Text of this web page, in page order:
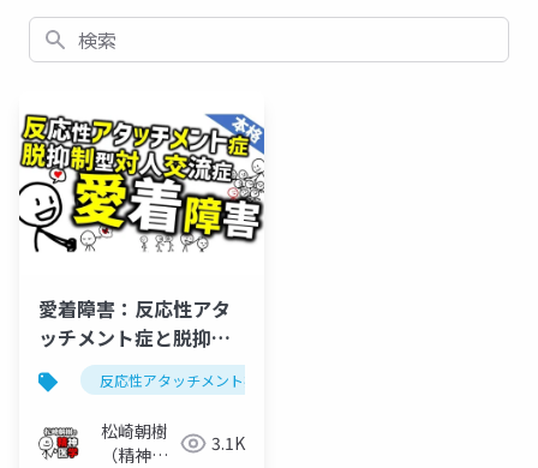
検索
愛着障害：反応性アタ
ッチメント症と脱抑制
型対人交流症反応性アタッチメント症
松崎朝樹
（精神科
3.1K